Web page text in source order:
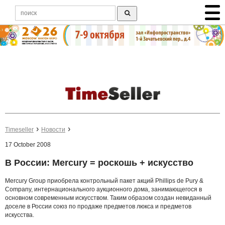
Timeseller Новости
17 October 2008
В России: Mercury = роскошь + искусство
Mercury Group приобрела контрольный пакет акций Phillips de Pury &
Company, интернационального аукционного дома, занимающегося в
основном современным искусством. Таким образом создан невиданный
доселе в России союз по продаже предметов люкса и предметов
искусства.